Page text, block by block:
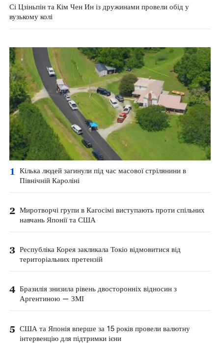
Сі Цзіньпін та Кім Чен Ин із дружинами провели обід у
вузькому колі
1
Кілька людей загинули під час масової стрілянини в
Північній Кароліні
2 Миротворчі групи в Кагосімі виступають проти спільних
навчань Японії та США
3 Республіка Корея закликала Токіо відмовитися від
територіальних претензій
4 Бразилія знизила рівень двосторонніх відносин з
Аргентиною — ЗМІ
5 США та Японія вперше за 15 років провели валютну
інтервенцію для підтримки ієни